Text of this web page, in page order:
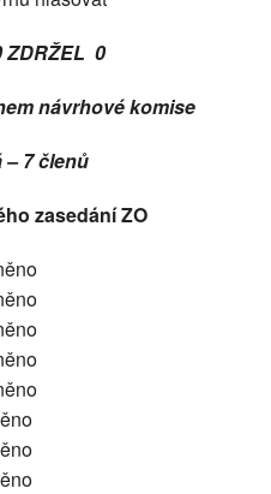
ZDRŽEL 0
návrhové komise
– 7 členů
zasedání ZO